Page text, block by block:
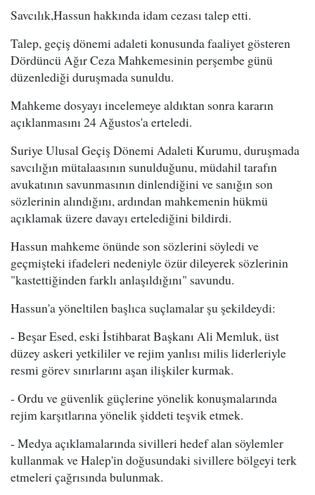
Savcılık,Hassun hakkında idam cezası talep etti.
Talep, geçiş dönemi adaleti konusunda faaliyet gösteren
Dördüncü Ağır Ceza Mahkemesinin perşembe günü
düzenlediği duruşmada sunuldu.
Mahkeme dosyayı incelemeye aldıktan sonra kararın
açıklanmasını 24 Ağustos'a erteledi.
Suriye Ulusal Geçiş Dönemi Adaleti Kurumu, duruşmada
savcılığın mütalaasının sunulduğunu, müdahil tarafın
avukatının savunmasının dinlendiğini ve sanığın son
sözlerinin alındığını, ardından mahkemenin hükmü
açıklamak üzere davayı ertelediğini bildirdi.
Hassun mahkeme önünde son sözlerini söyledi ve
geçmişteki ifadeleri nedeniyle özür dileyerek sözlerinin
"kastettiğinden farklı anlaşıldığını" savundu.
Hassun'a yöneltilen başlıca suçlamalar şu şekildeydi:
- Beşar Esed, eski İstihbarat Başkanı Ali Memluk, üst
düzey askeri yetkililer ve rejim yanlısı milis liderleriyle
resmi görev sınırlarını aşan ilişkiler kurmak.
- Ordu ve güvenlik güçlerine yönelik konuşmalarında
rejim karşıtlarına yönelik şiddeti teşvik etmek.
- Medya açıklamalarında sivilleri hedef alan söylemler
kullanmak ve Halep'in doğusundaki sivillere bölgeyi terk
etmeleri çağrısında bulunmak.